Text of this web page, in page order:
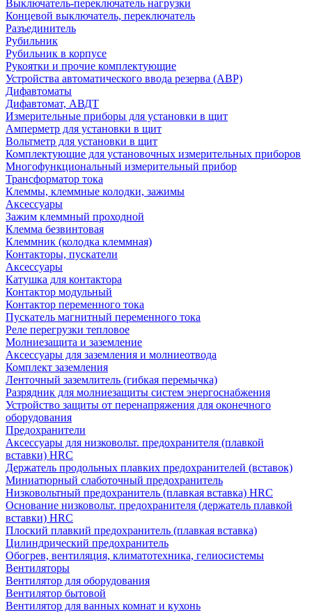
Выключатель-переключатель нагрузки
Концевой выключатель, переключатель
Разъединитель
Рубильник
Рубильник в корпусе
Рукоятки и прочие комплектующие
Устройства автоматического ввода резерва (АВР)
Дифавтоматы
Дифавтомат, АВДТ
Измерительные приборы для установки в щит
Амперметр для установки в щит
Вольтметр для установки в щит
Комплектующие для установочных измерительных приборов
Многофункциональный измерительный прибор
Трансформатор тока
Клеммы, клеммные колодки, зажимы
Аксессуары
Зажим клеммный проходной
Клемма безвинтовая
Клеммник (колодка клеммная)
Контакторы, пускатели
Аксессуары
Катушка для контактора
Контактор модульный
Контактор переменного тока
Пускатель магнитный переменного тока
Реле перегрузки тепловое
Молниезащита и заземление
Аксессуары для заземления и молниеотвода
Комплект заземления
Ленточный заземлитель (гибкая перемычка)
Разрядник для молниезащиты систем энергоснабжения
Устройство защиты от перенапряжения для оконечного
оборудования
Предохранители
Аксессуары для низковольт. предохранителя (плавкой
вставки) HRC
Держатель продольных плавких предохранителей (вставок)
Миниатюрный слаботочный предохранитель
Низковольтный предохранитель (плавкая вставка) HRC
Основание низковольт. предохранителя (держатель плавкой
вставки) HRC
Плоский плавкий предохранитель (плавкая вставка)
Цилиндрический предохранитель
Обогрев, вентиляция, климатотехника, гелиосистемы
Вентиляторы
Вентилятор для оборудования
Вентилятор бытовой
Вентилятор для ванных комнат и кухонь